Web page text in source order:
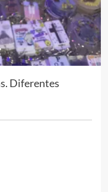
Diferentes